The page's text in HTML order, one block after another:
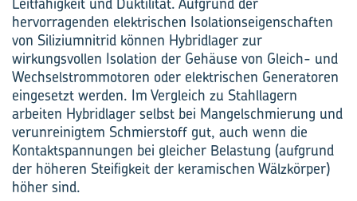
hervorragenden elektrischen Isolationseigenschaften
von Siliziumnitrid können Hybridlager zur
wirkungsvollen Isolation der Gehäuse von Gleich- und
Wechselstrommotoren oder elektrischen Generatoren
eingesetzt werden. Im Vergleich zu Stahllagern
arbeiten Hybridlager selbst bei Mangelschmierung und
verunreinigtem Schmierstoff gut, auch wenn die
Kontaktspannungen bei gleicher Belastung (aufgrund
der höheren Steifigkeit der keramischen Wälzkörper)
höher sind.